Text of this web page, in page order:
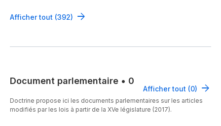
Afficher tout (392)
Document parlementaire • 0
Afficher tout (0)
Doctrine propose ici les documents parlementaires sur les articles
modifiés par les lois à partir de la XVe législature (2017).